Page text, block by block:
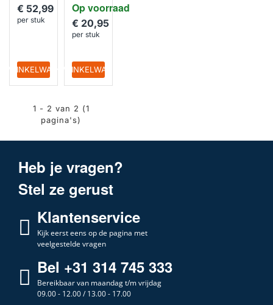
€ 52,99
per stuk
WINKELWAGEN
Op voorraad
300
€ 20,95
per stuk
IN WINKELWAGEN
1 - 2 van 2 (1
pagina's)
Heb je vragen?
Stel ze gerust
Klantenservice
Kijk eerst eens op de pagina met
veelgestelde vragen
Bel +31 314 745 333
Bereikbaar van maandag t/m vrijdag
09.00 - 12.00 / 13.00 - 17.00